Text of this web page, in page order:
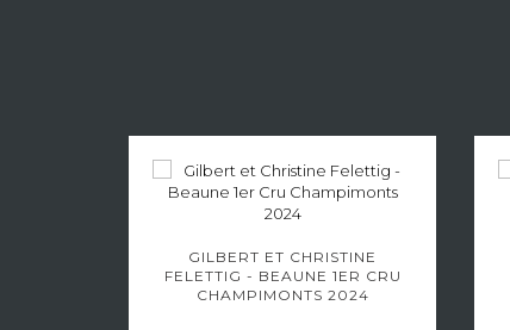
GILBERT ET CHRISTINE
FELETTIG - BEAUNE 1ER CRU
CHAMPIMONTS 2024